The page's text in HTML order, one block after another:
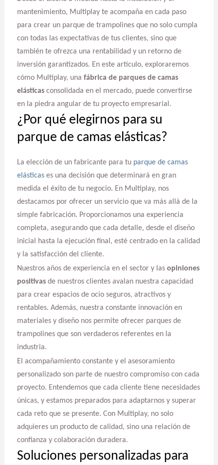
mantenimiento, Multiplay te acompaña en cada paso
para crear un parque de trampolines que no solo cumpla
con todas las expectativas de tus clientes, sino que
también te ofrezca una rentabilidad y un retorno de
inversión garantizados. En este artículo, exploraremos
cómo Multiplay, una fábrica de parques de camas
elásticasconsolidada en el mercado, puede convertirse
en la piedra angular de tu proyecto empresarial.
¿Por qué elegirnos para su
parque de camas elásticas?
La elección de un fabricante para tu parque de camas
elásticases una decisión que determinará en gran
medida el éxito de tu negocio. En Multiplay, nos
destacamos por ofrecer un servicio que va más allá de la
simple fabricación. Proporcionamos una experiencia
completa, asegurando que cada detalle, desde el diseño
inicial hasta la ejecución final, esté centrado en la calidad
y la satisfacción del cliente.
Nuestros años de experiencia en el sector y las opiniones
positivasde nuestros clientes avalan nuestra capacidad
para crear espacios de ocio seguros, atractivos y
rentables. Además, nuestra constante innovación en
materiales y diseño nos permite ofrecer parques de
trampolines que son verdaderos referentes en la
industria.
El acompañamiento constante y el asesoramiento
personalizado son parte de nuestro compromiso con cada
proyecto. Entendemos que cada cliente tiene necesidades
únicas, y estamos preparados para adaptarnos y superar
cada reto que se presente. Con Multiplay, no solo
adquieres un producto de calidad, sino una relación de
confianza y colaboración duradera.
Soluciones personalizadas para